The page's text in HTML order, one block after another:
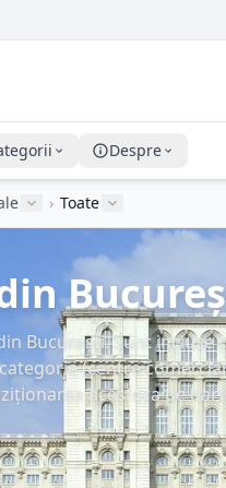
Despre
› Toate
București. Sunt incluse
(centre
acestora pe